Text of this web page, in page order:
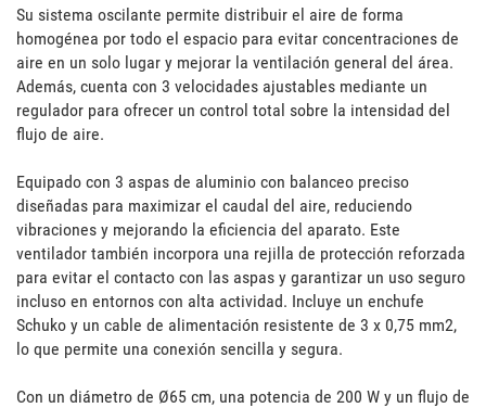
Su sistema oscilante permite distribuir el aire de forma
homogénea por todo el espacio para evitar concentraciones de
aire en un solo lugar y mejorar la ventilación general del área.
Además, cuenta con 3 velocidades ajustables mediante un
regulador para ofrecer un control total sobre la intensidad del
flujo de aire.
Equipado con 3 aspas de aluminio con balanceo preciso
diseñadas para maximizar el caudal del aire, reduciendo
vibraciones y mejorando la eficiencia del aparato. Este
ventilador también incorpora una rejilla de protección reforzada
para evitar el contacto con las aspas y garantizar un uso seguro
incluso en entornos con alta actividad. Incluye un enchufe
Schuko y un cable de alimentación resistente de 3 x 0,75 mm2,
lo que permite una conexión sencilla y segura.
Con un diámetro de Ø65 cm, una potencia de 200 W y un flujo de